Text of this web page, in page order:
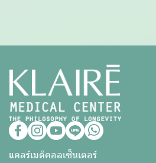
แคลร์เมดิคอลเซ็นเตอร์